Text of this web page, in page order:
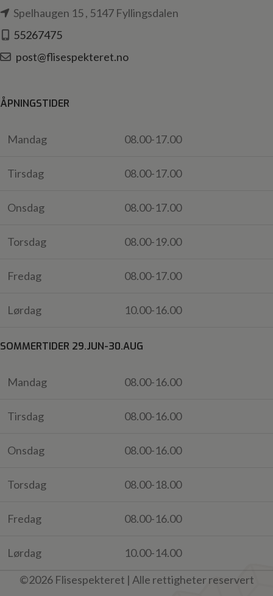
Spelhaugen 15 , 5147 Fyllingsdalen
55267475
post@flisespekteret.no
ÅPNINGSTIDER
Mandag 08.00-17.00
Tirsdag 08.00-17.00
Onsdag 08.00-17.00
Torsdag 08.00-19.00
Fredag 08.00-17.00
Lørdag 10.00-16.00
SOMMERTIDER 29.JUN-30.AUG
Mandag 08.00-16.00
Tirsdag 08.00-16.00
Onsdag 08.00-16.00
Torsdag 08.00-18.00
Fredag 08.00-16.00
Lørdag
10.00-14.00
©2026 Flisespekteret | Alle rettigheter reservert